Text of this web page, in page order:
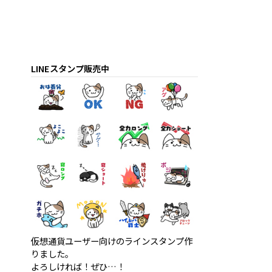
LINEスタンプ販売中
仮想通貨ユーザー向けのラインスタンプ作
りました。
よろしければ！ぜひ…！